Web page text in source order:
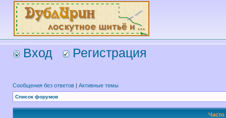
Вход Регистрация
Сообщения без ответов | Активные темы
Список форумов